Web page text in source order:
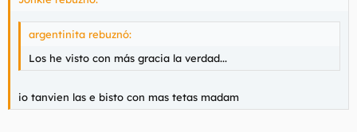
argentinita rebuznó:
Los he visto con más gracia la verdad...
io tanvien las e bisto con mas tetas madam